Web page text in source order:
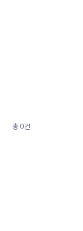
총 0건